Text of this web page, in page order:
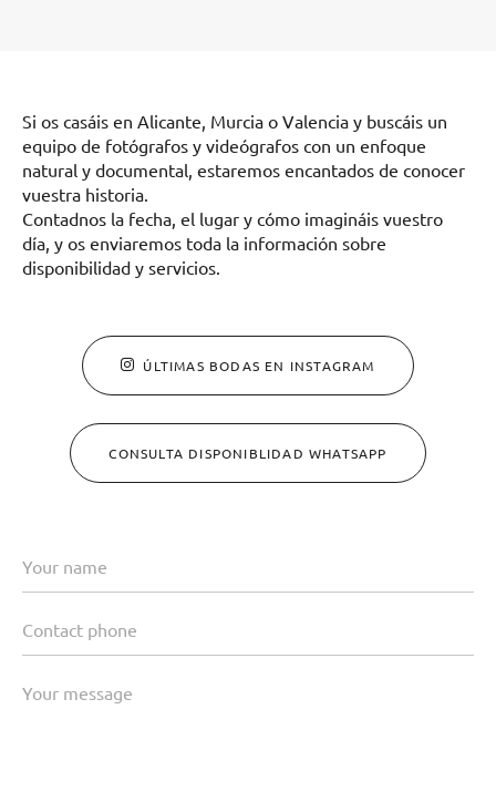
Si os casáis en Alicante, Murcia o Valencia y buscáis un
equipo de fotógrafos y videógrafos con un enfoque
natural y documental, estaremos encantados de conocer
vuestra historia.
Contadnos la fecha, el lugar y cómo imagináis vuestro
día, y os enviaremos toda la información sobre
disponibilidad y servicios.
ÚLTIMAS BODAS EN INSTAGRAM
CONSULTA DISPONIBLIDAD WHATSAPP